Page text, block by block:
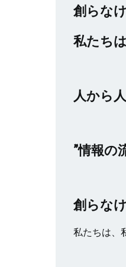
創らな
私たち
人から
”情報の
創らな
私たちは、